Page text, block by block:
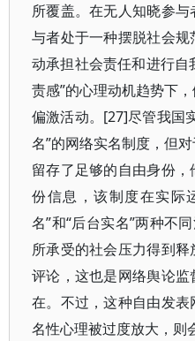
所覆盖。在无人知晓参
与者处于一种摆脱社会
动承担社会责任和进行自
责感”的心理动机趋势下
偏激活动。[27]尽管我国
名”的网络实名制度，但
留存了足够的自由身份
份信息，该制度在实际
名”和“后台实名”两种不
所承受的社会压力得到
评论，这也是网络舆论
在。不过，这种自由发
名性心理被过度放大，则